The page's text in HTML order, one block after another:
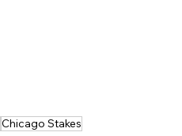
Chicago Stakes